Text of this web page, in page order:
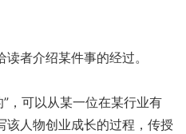
者介绍某件事的经过。
，可以从某一位在某行业有
该人物创业成长的过程，传授